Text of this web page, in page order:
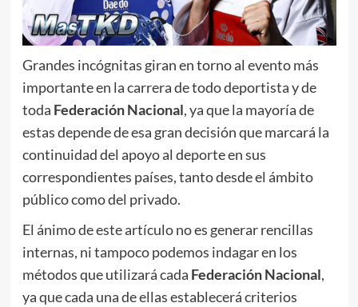
Grandes incógnitas giran en torno al evento más
importante en la carrera de todo deportista y de
toda Federación Nacional, ya que la mayoría de
estas depende de esa gran decisión que marcará la
continuidad del apoyo al deporte en sus
correspondientes países, tanto desde el ámbito
público como del privado.
El ánimo de este artículo no es generar rencillas
internas, ni tampoco podemos indagar en los
métodos que utilizará cada Federación Nacional,
ya que cada una de ellas establecerá criterios